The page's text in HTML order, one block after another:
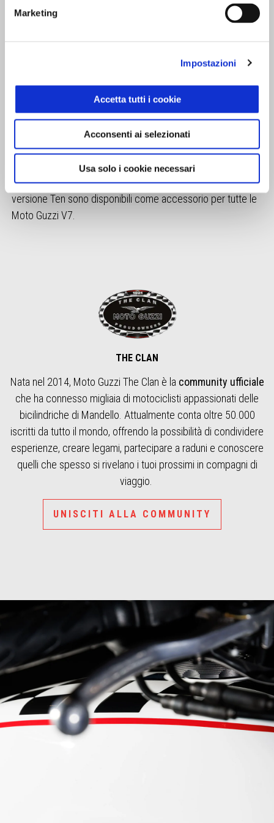
Marketing
Impostazioni
Accetta tutti i cookie
Acconsenti ai selezionati
Usa solo i cookie necessari
SPORTIVA ANCHE NELLE
PRESTAZIONI
Grazie all'impianto di scarico by Arrow, Moto Guzzi V7 Stone
Ten guadagna anche migliori prestazioni, sia sul fronte della
potenza, che sale da 48 a49 kW (66,5 CV) a 6700 giri/min,
sia della coppia massima, che cresce da 73 a 75 Nm a
4900 giri/min. Gli scarichi Arrow che equipaggiano la
versione Ten sono disponibili come accessorio per tutte le
Moto Guzzi V7.
THE CLAN
Nata nel 2014, Moto Guzzi The Clan è la community ufficiale
che ha connesso migliaia di motociclisti appassionati delle
bicilindriche di Mandello. Attualmente conta oltre 50.000
iscritti da tutto il mondo, offrendo la possibilità di condividere
esperienze, creare legami, partecipare a raduni e conoscere
quelli che spesso si rivelano i tuoi prossimi in compagni di
viaggio.
UNISCITI ALLA COMMUNITY